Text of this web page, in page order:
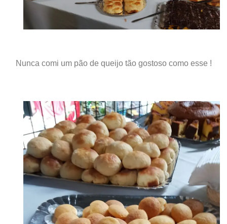
Nunca comi um pão de queijo tão gostoso como esse !